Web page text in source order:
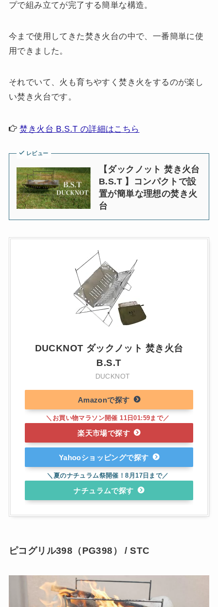
プで組み立てが完了する簡単な構造。
今まで使用してきた焚き火台の中で、一番簡単に使
用できました。
それでいて、火も育ちやすく焚き火をするのが楽し
い焚き火台です。
焚き火台 B.S.T の詳細はこちら
レビュー
【ダックノット 焚き火台
B.S.T 】コンパクトで設
置が簡単な理想の焚き火
台
DUCKNOT ダックノット 焚き火台
B.S.T
DUCKNOT
Amazon
楽天市場
Yahooショッピング
ナチュラム
ピコグリル398（PG398） / STC